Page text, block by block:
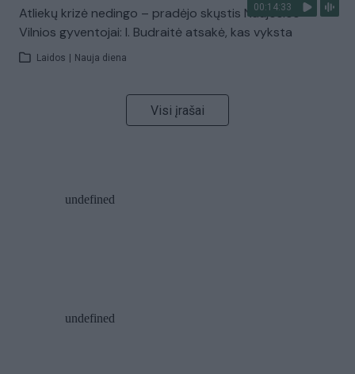
00:14:33
Atliekų krizė nedingo – pradėjo skųstis Naujosios
Vilnios gyventojai: I. Budraitė atsakė, kas vyksta
Laidos Nauja diena
Visi įrašai